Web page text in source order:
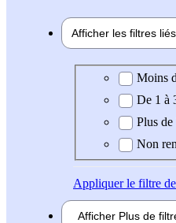
Afficher les filtres
ExpérienceMoins
De 1 à
Plus de
Non
Appliquerle filtre de
Afficher Plus de